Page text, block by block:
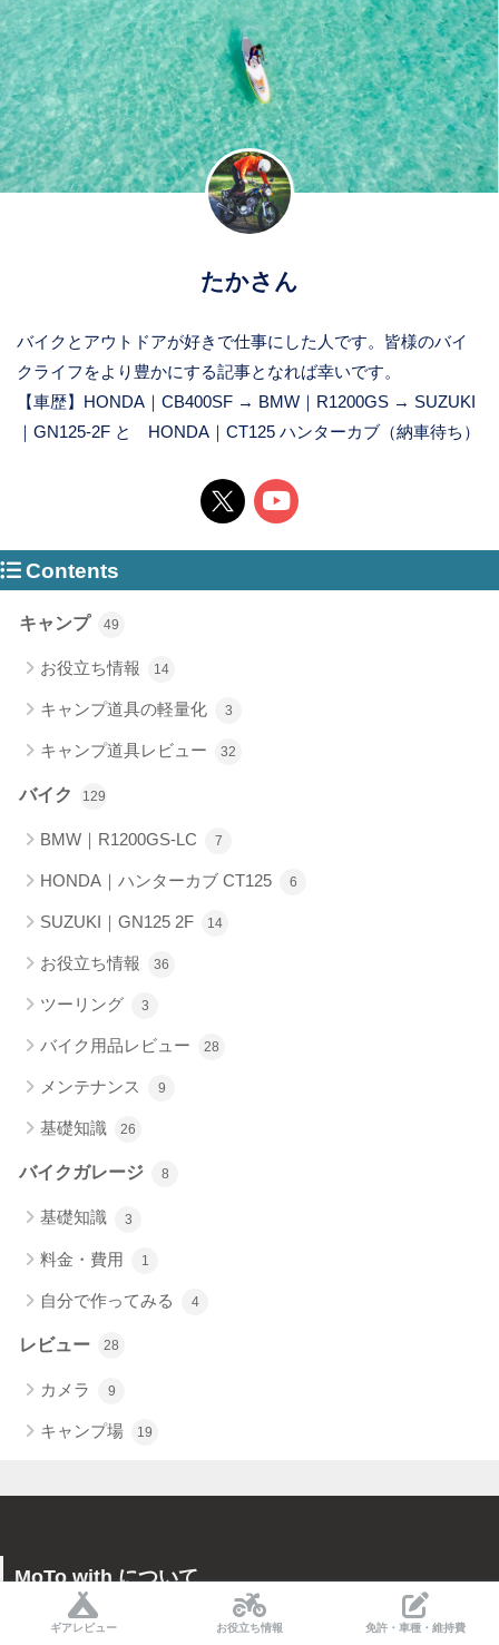
たかさん
バイクとアウトドアが好きで仕事にした人です。皆様のバイ
クライフをより豊かにする記事となれば幸いです。
【車歴】HONDA｜CB400SF → BMW｜R1200GS → SUZUKI
｜GN125-2F と HONDA｜CT125 ハンターカブ（納車待ち）
Contents
キャンプ 49
お役立ち情報 14
キャンプ道具の軽量化 3
キャンプ道具レビュー 32
バイク 129
BMW｜R1200GS-LC 7
HONDA｜ハンターカブ CT125 6
SUZUKI｜GN125 2F 14
お役立ち情報 36
ツーリング 3
バイク用品レビュー 28
メンテナンス 9
基礎知識 26
バイクガレージ 8
基礎知識 3
料金・費用 1
自分で作ってみる 4
レビュー 28
カメラ 9
キャンプ場 19
MoTo with について
9.5万pvのWebメディア
ギアレビュー お役立ち情報 免許・車種・維持費